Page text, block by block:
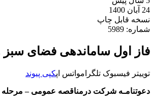
24 آبان 1400
نسخه قابل چاپ
شماره: 5989
فاز اول ساماندهی فضای سبز
توییتر فیسبوک تلگرامواتس اپکپی پیوند
دعوتنامـه شرکت درمناقصه عمومی–مرحله